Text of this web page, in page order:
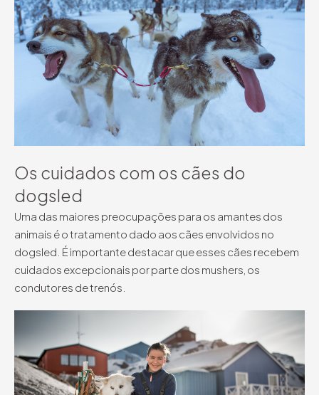
Os cuidados com os cães do
dogsled
Uma das maiores preocupações para os amantes dos
animais é o tratamento dado aos cães envolvidos no
dogsled. É importante destacar que esses cães recebem
cuidados excepcionais por parte dos mushers, os
condutores de trenós.